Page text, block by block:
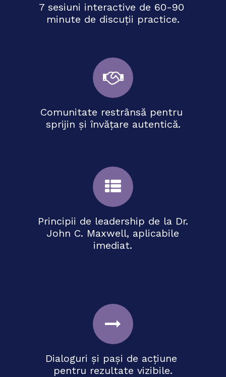
7 sesiuni interactive de 60-90
minute de discuții practice.
Comunitate restrânsă pentru
sprijin și învățare autentică.
Principii de leadership de la Dr.
John C. Maxwell, aplicabile
imediat.
Dialoguri și pași de acțiune
pentru rezultate vizibile.